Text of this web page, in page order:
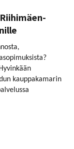
kauppakamarin